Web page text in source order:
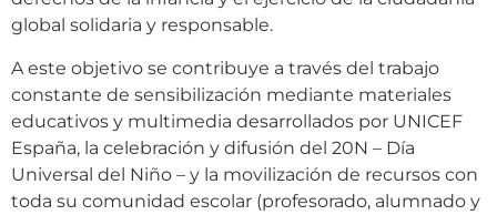
global solidaria y responsable.
A este objetivo se contribuye a través del trabajo
constante de sensibilización mediante materiales
educativos y multimedia desarrollados por UNICEF
España, la celebración y difusión del 20N – Día
Universal del Niño – y la movilización de recursos con
toda su comunidad escolar (profesorado, alumnado y